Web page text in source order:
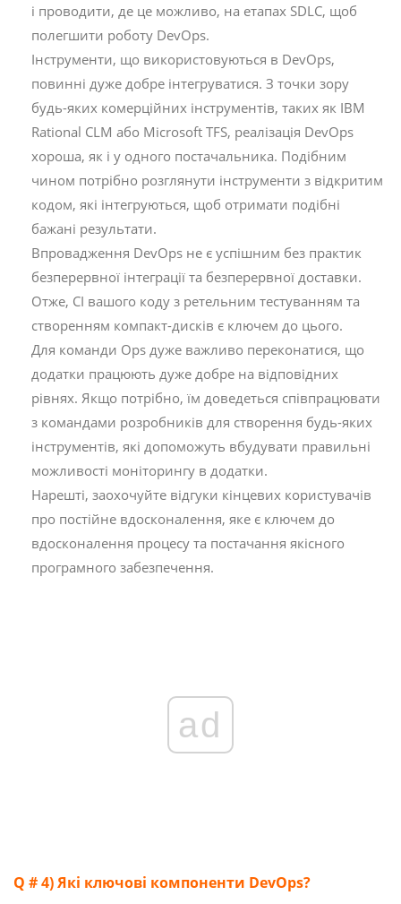
і проводити, де це можливо, на етапах SDLC, щоб
полегшити роботу DevOps.
Інструменти, що використовуються в DevOps,
повинні дуже добре інтегруватися. З точки зору
будь-яких комерційних інструментів, таких як IBM
Rational CLM або Microsoft TFS, реалізація DevOps
хороша, як і у одного постачальника. Подібним
чином потрібно розглянути інструменти з відкритим
кодом, які інтегруються, щоб отримати подібні
бажані результати.
Впровадження DevOps не є успішним без практик
безперервної інтеграції та безперервної доставки.
Отже, CI вашого коду з ретельним тестуванням та
створенням компакт-дисків є ключем до цього.
Для команди Ops дуже важливо переконатися, що
додатки працюють дуже добре на відповідних
рівнях. Якщо потрібно, їм доведеться співпрацювати
з командами розробників для створення будь-яких
інструментів, які допоможуть вбудувати правильні
можливості моніторингу в додатки.
Нарешті, заохочуйте відгуки кінцевих користувачів
про постійне вдосконалення, яке є ключем до
вдосконалення процесу та постачання якісного
програмного забезпечення.
ad
Q # 4) Які ключові компоненти DevOps?